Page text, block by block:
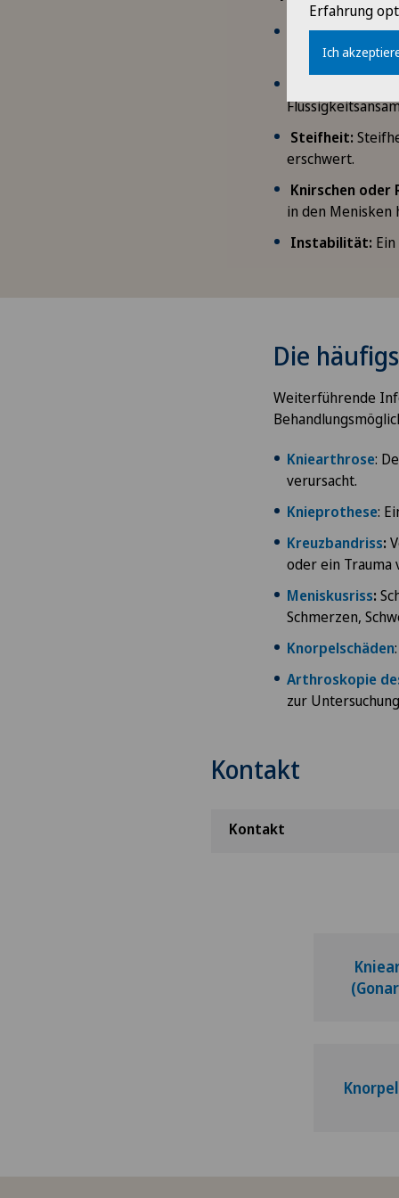
Schmerzen:Der
stechenden
Steifheit:
erschwert.
Knirschen oder
in den Menisken
Instabilität:
Die
Weiterführende
Kniearthrose:
verursacht.
Knieprothese:
Kreuzbandriss:
oder ein Trauma
Meniskusriss:
Schmerzen,
Knorpelschäden
Arthroskopie
zur
Kontakt
Kontakt
Erfahrung
Ich